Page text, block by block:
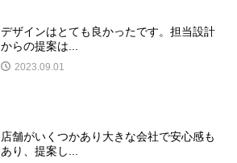
デザインはとても良かったです。担当設計
からの提案は...
2023.09.01
店舗がいくつかあり大きな会社で安心感も
あり、提案し...